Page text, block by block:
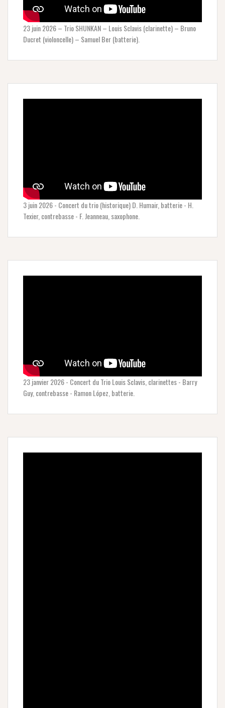
23 juin 2026 – Trio SHUNKAN – Louis Sclavis (clarinette) – Bruno
Ducret (violoncelle) – Samuel Ber (batterie).
3 juin 2026 - Concert du trio (historique) D. Humair, batterie - H.
Texier, contrebasse - F. Jeanneau, saxophone.
23 janvier 2026 - Concert du Trio Louis Sclavis, clarinettes - Barry
Guy, contrebasse - Ramon López, batterie.